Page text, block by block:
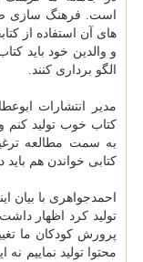
است. فرهنگ سازی
های آن استفاده از
و والدین خود باید
الگو برداری کنند.
مدیر انتشارات
کتاب خوب تولید کنم
به سمت مطالعه
کتابی خواندن هم باید
احمدجواهری با بیان
تولید کرد اظهار
پرورش کودکان ما
محتوا تولید نماییم